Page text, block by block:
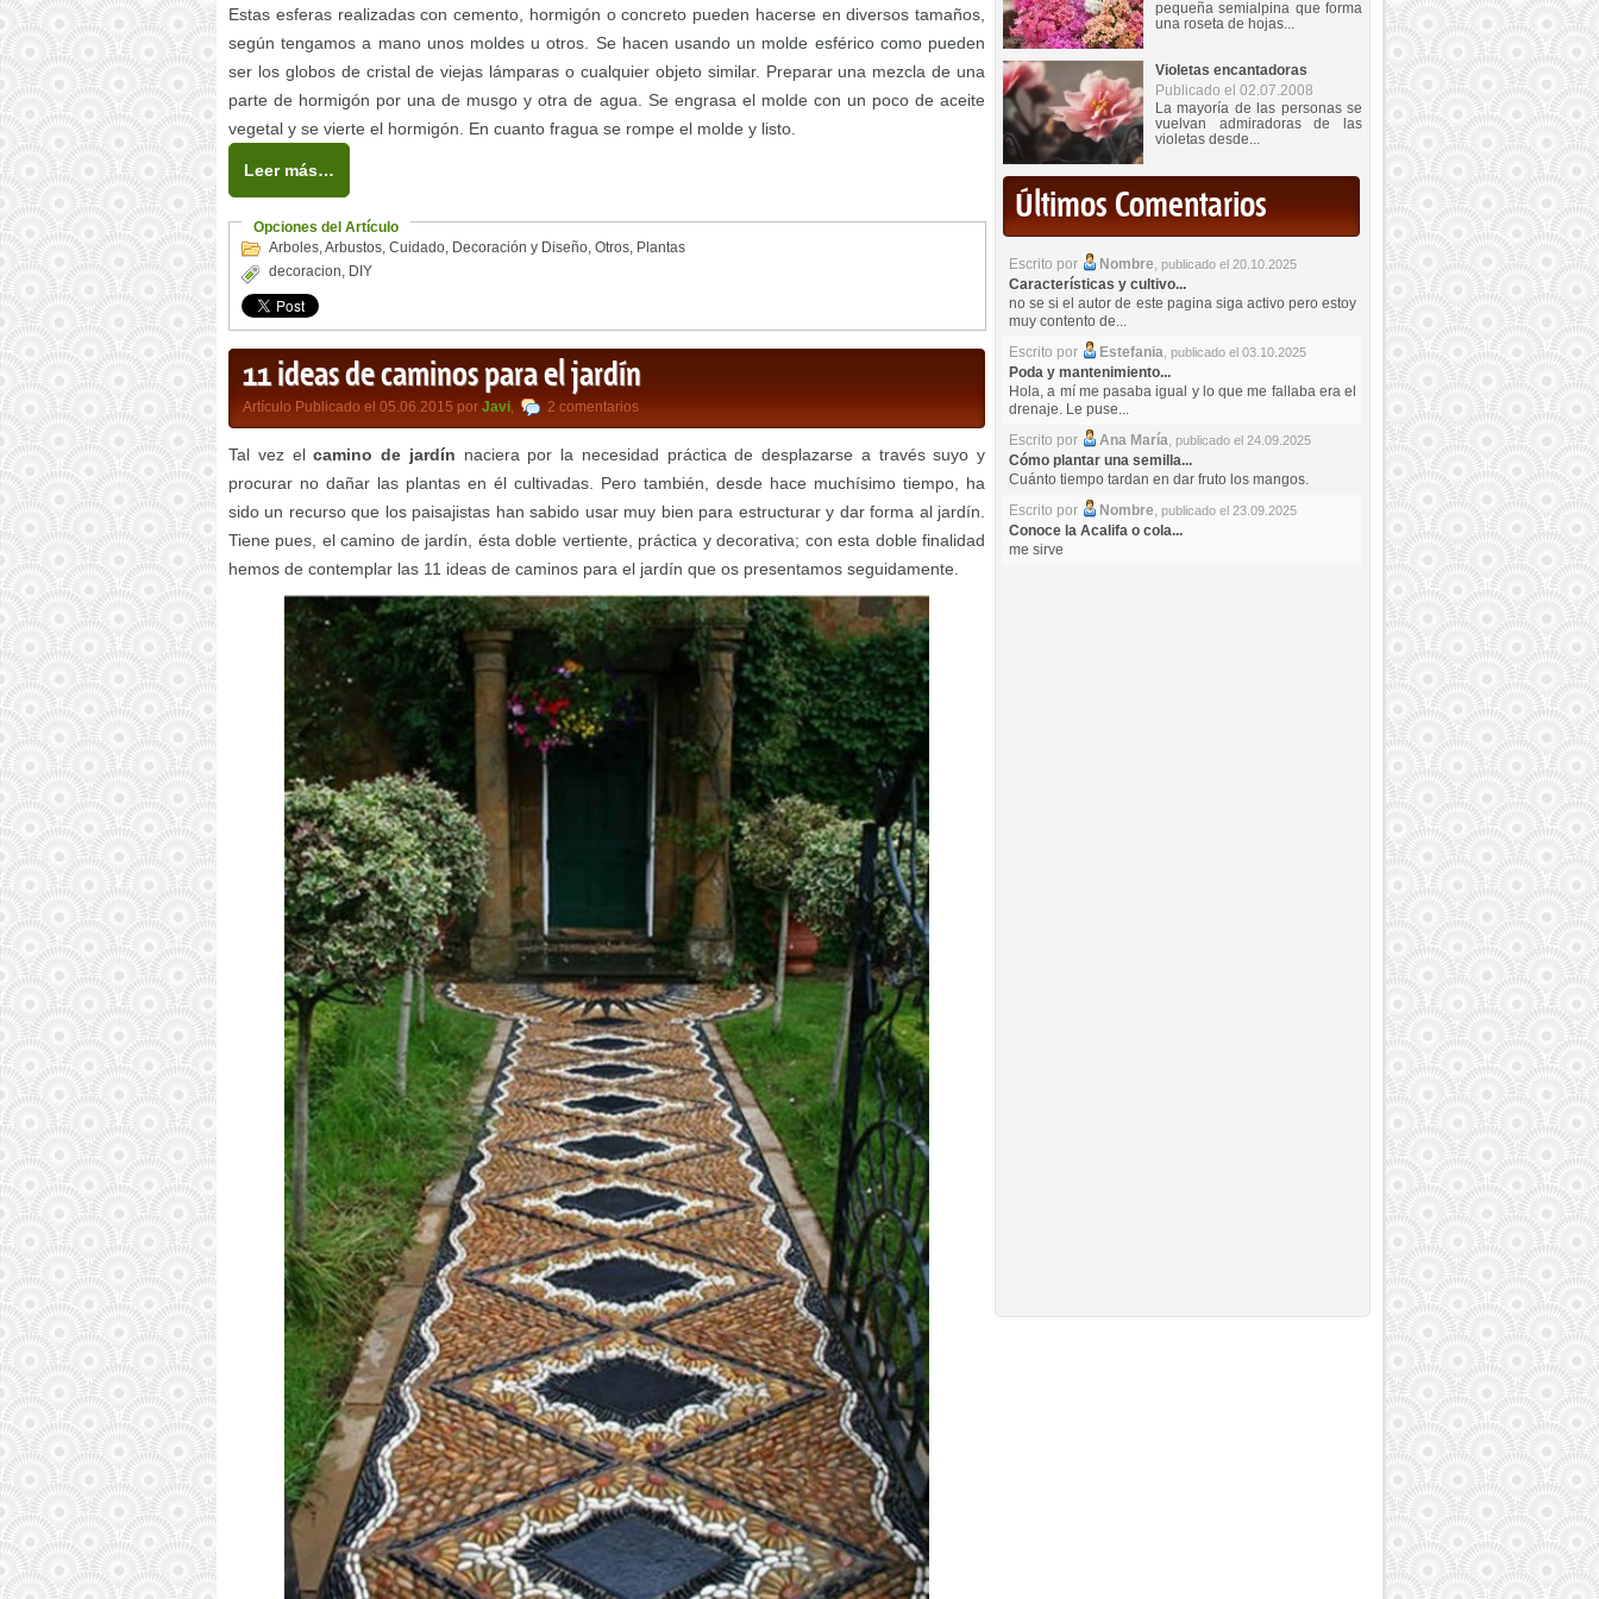
Estas esferas realizadas con cemento, hormigón o concreto pueden hacerse en diversos tamaños,
según tengamos a mano unos moldes u otros. Se hacen usando un molde esférico como pueden
ser los globos de cristal de viejas lámparas o cualquier objeto similar. Preparar una mezcla de una
parte de hormigón por una de musgo y otra de agua. Se engrasa el molde con un poco de aceite
vegetal y se vierte el hormigón. En cuanto fragua se rompe el molde y listo.
Leer más…
Opciones del Artículo
Arboles Arbustos Cuidado Decoración y Diseño Otros Plantas
decoracion DIY
11 ideas de caminos para el jardín
Artículo Publicado el 05.06.2015 por Javi 2 comentarios
Tal vez elcamino de jardín naciera por la necesidad práctica de desplazarse a través suyo y
procurar no dañar las plantas en él cultivadas. Pero también, desde hace muchísimo tiempo, ha
sido un recurso que los paisajistas han sabido usar muy bien para estructurar y dar forma al jardín.
Tiene pues, el camino de jardín, ésta doble vertiente, práctica y decorativa; con esta doble finalidad
hemos de contemplar las 11 ideas de caminos para el jardín que os presentamos seguidamente.
pequeña semialpina que forma
una roseta de hojas...
Violetas encantadoras
Publicado el 02.07.2008
La mayoría de las personas se
vuelvan admiradoras de las
violetas desde...
Últimos Comentarios
Escrito por Nombre, publicado el 20.10.2025
Características y cultivo...
no se si el autor de este pagina siga activo pero estoy
muy contento de...
Escrito por
Estefania, publicado el 03.10.2025
Poda y mantenimiento...
Hola, a mí me pasaba igual y lo que me fallaba era el
drenaje. Le puse...
Escrito por
Ana María, publicado el 24.09.2025
Cómo plantar una semilla...
Cuánto tiempo tardan en dar fruto los mangos.
Escrito por
Nombre, publicado el 23.09.2025
Conoce la Acalifa o cola...
me sirve